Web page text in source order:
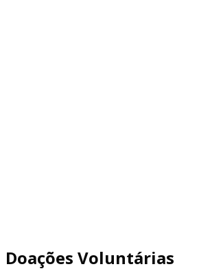
Doações Voluntárias